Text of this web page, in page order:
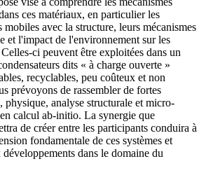
ces matériaux, en particulier les
mobiles avec la structure, leurs mécanismes
et l'impact de l'environnement sur les
ci peuvent être exploitées dans un
dits « à charge ouverte »
recyclables, peu coûteux et non
prévoyons de rassembler de fortes
physique, analyse structurale et micro-
calcul ab-initio. La synergie que
de créer entre les participants conduira à
fondamentale de ces systèmes et
dans le domaine du